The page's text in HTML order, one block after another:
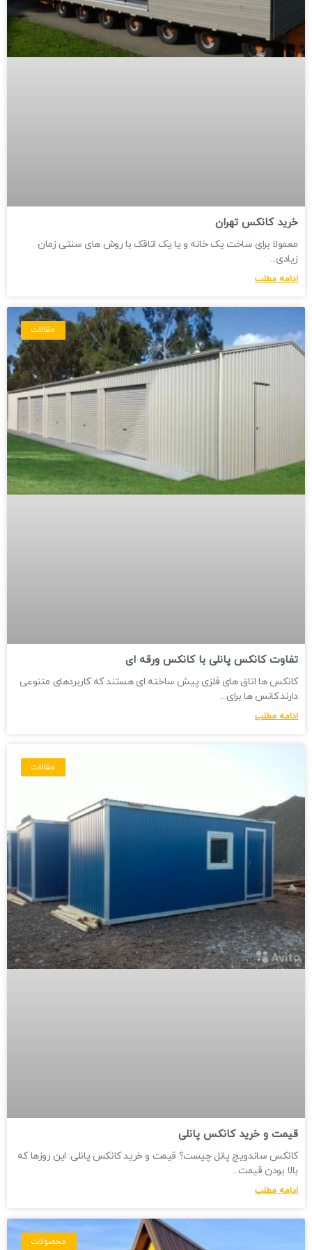
خرید کانکس تهران
معمولا برای ساخت یک خانه و یا یک اتاقک با روش های سنتی زمان
زیادی
ادامه مطلب
مقالات
تفاوت کانکس پانلی با کانکس ورقه ای
کانکس ها اتاق های فلزی پیش ساخته ای هستند که کاربردهای متنوعی
دارند.کانس ها برای
ادامه مطلب
مقالات
قیمت و خرید کانکس پانلی
کانکس ساندویچ پانل چیست؟ قیمت و خرید کانکس پانلی: این روزها که
بالا بودن قیمت
ادامه مطلب
محصولات